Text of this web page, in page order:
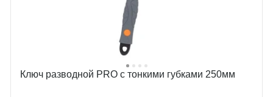
Ключ разводной PRO с тонкими губками 250мм